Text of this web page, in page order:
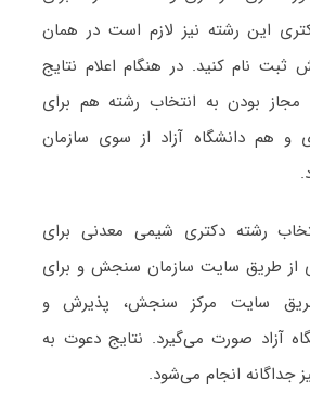
این رشته نیز لازم است در همان
نام کنید. در هنگام اعلام نتایج
مجاز بودن به انتخاب رشته هم برای
و هم دانشگاه آزاد از سوی سازمان
رشته دکتری شیمی معدنی برای
از طریق سایت سازمان سنجش و برای
طریق سایت مرکز سنجش، پذیرش و
آزاد صورت می‌گیرد. نتایج دعوت به
جداگانه انجام می‌شود.